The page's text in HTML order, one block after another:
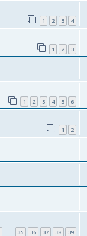
1 2 3 4
1 2 3
1 2 3 4 5 6
1 2
… 35 36 37 38 39